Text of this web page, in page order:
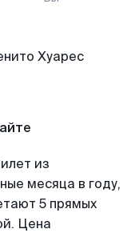
из
месяца в году,
5 прямых
Цена